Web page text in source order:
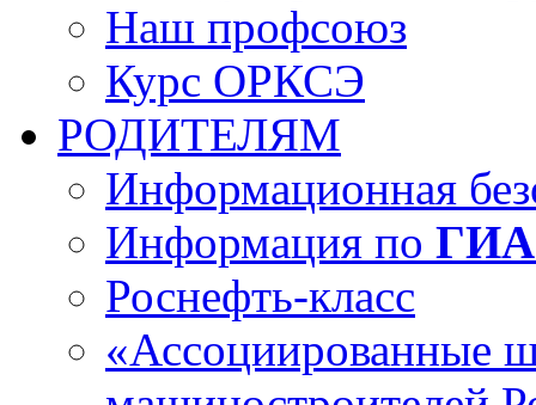
Наш профсоюз
Курс ОРКСЭ
РОДИТЕЛЯМ
Информационная
Информация по ГИА
Роснефть-класс
«Ассоциированные